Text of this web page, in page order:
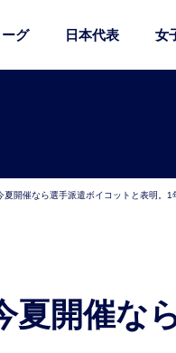
グ 日本代表 女
夏開催なら選手派遣ボイコットと表明。1